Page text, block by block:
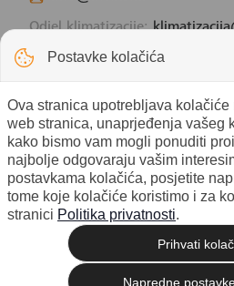
Odjel klimatizacije:
Odjel solarnih panela:
© 2026 Mobis electronic d.o.o. - Sva
prava pridržana. |
Postavke kolačića
Ova stranica upotrebljava
web stranica, unaprjeđenja vašeg
kako bismo vam mogli ponuditi
najbolje odgovaraju vašim
postavkama kolačića, posjetite
tome koje kolačiće koristimo i za
stranici Politika privatnosti.
Napredne
Prihvati